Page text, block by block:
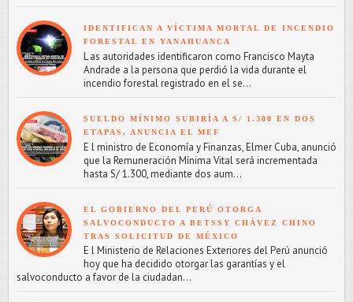
IDENTIFICAN A VÍCTIMA MORTAL DE INCENDIO
FORESTAL EN YANAHUANCA
L as autoridades identificaron como Francisco Mayta
Andrade a la persona que perdió la vida durante el
incendio forestal registrado en el se...
SUELDO MÍNIMO SUBIRÍA A S/ 1.300 EN DOS
ETAPAS, ANUNCIA EL MEF
E l ministro de Economía y Finanzas, Elmer Cuba, anunció
que la Remuneración Mínima Vital será incrementada
hasta S/ 1.300, mediante dos aum...
EL GOBIERNO DEL PERÚ OTORGA
SALVOCONDUCTO A BETSSY CHÁVEZ CHINO
TRAS SOLICITUD DE MÉXICO
E l Ministerio de Relaciones Exteriores del Perú anunció
hoy que ha decidido otorgar las garantías y el
salvoconducto a favor de la ciudadan...